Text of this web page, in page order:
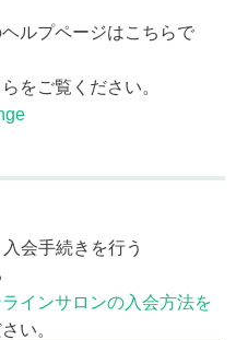
ルプページはこちらで
をご覧ください。
会手続きを行う
インサロンの入会方法を
い。